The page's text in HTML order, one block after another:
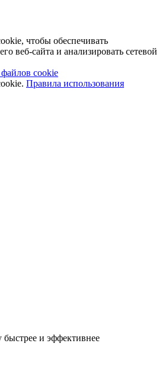
чтобы обеспечивать
веб-сайта и анализировать сетевой
cookie
Правила использования
быстрее и эффективнее